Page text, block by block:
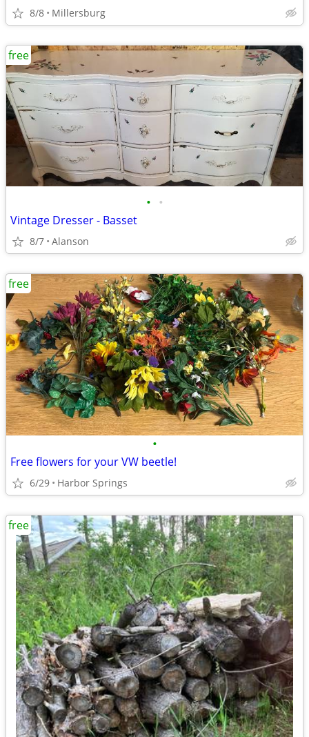
8/8 Millersburg
• •
Vintage Dresser - Basset
8/7 Alanson
free
•
Free flowers for your VW beetle!
6/29 Harbor Springs
free
free